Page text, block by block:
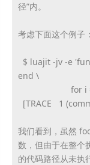
径”内。
考虑下面这个例子：
$ luajit -jv -e
end \
for i = 1,
[TRACE 1
我们看到，虽然
数，但由于在整个
的代码路径从未执